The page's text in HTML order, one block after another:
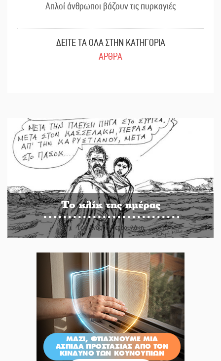
Απλοί άνθρωποι βάζουν τις πυρκαγιές
ΔΕΙΤΕ ΤΑ ΟΛΑ ΣΤΗΝ ΚΑΤΗΓΟΡΙΑ
ΑΡΘΡΑ
Το κλίκ της ημέρας
Του Ανδρέα Πετρουλάκη